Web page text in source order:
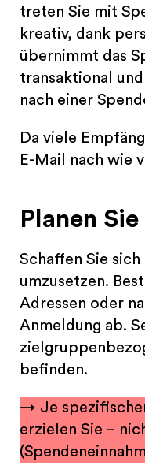
treten Sie mit
kreativ, dank
übernimmt das
transaktional
nach einer
Da viele
E-Mail nach wie
Planen
Schaffen Sie
umzusetzen.
Adressen oder
Anmeldung ab.
befinden.
→ Je
erzielen Sie –